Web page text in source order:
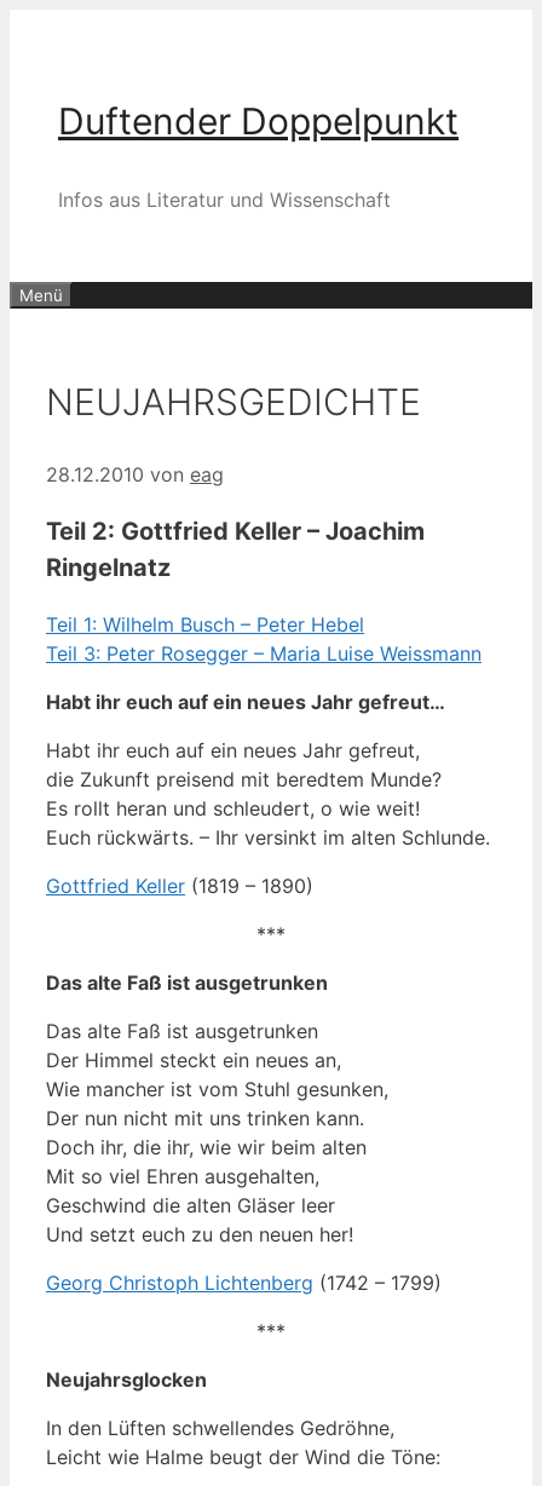
Duftender Doppelpunkt
Infos aus Literatur und Wissenschaft
Menü
NEUJAHRSGEDICHTE
28.12.2010 von eag
Teil 2: Gottfried Keller – Joachim
Ringelnatz
Teil 1: Wilhelm Busch – Peter Hebel
Teil 3: Peter Rosegger – Maria Luise Weissmann
Habt ihr euch auf ein neues Jahr gefreut…
Habt ihr euch auf ein neues Jahr gefreut,
die Zukunft preisend mit beredtem Munde?
Es rollt heran und schleudert, o wie weit!
Euch rückwärts. – Ihr versinkt im alten Schlunde.
Gottfried Keller (1819 – 1890)
***
Das alte Faß ist ausgetrunken
Das alte Faß ist ausgetrunken
Der Himmel steckt ein neues an,
Wie mancher ist vom Stuhl gesunken,
Der nun nicht mit uns trinken kann.
Doch ihr, die ihr, wie wir beim alten
Mit so viel Ehren ausgehalten,
Geschwind die alten Gläser leer
Und setzt euch zu den neuen her!
Georg Christoph Lichtenberg (1742 – 1799)
***
Neujahrsglocken
In den Lüften schwellendes Gedröhne,
Leicht wie Halme beugt der Wind die Töne: